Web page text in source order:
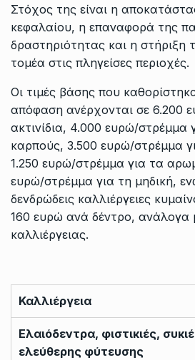
Στόχος της είναι η
κεφαλαίου, η επαναφορά της
δραστηριότητας και η στήριξη
τομέα στις πληγείσες περιοχές.
Οι τιμές βάσης που
απόφαση ανέρχονται σε 6.200
ακτινίδια, 4.000 ευρώ/στρέμμα
καρπούς, 3.500 ευρώ/στρέμμα
1.250 ευρώ/στρέμμα για τα
ευρώ/στρέμμα για τη μηδική,
δενδρώδεις καλλιέργειες
160 ευρώ ανά δέντρο, ανάλογα
καλλιέργειας.
Καλλιέργεια
Ελαιόδεντρα, φιστικιές,
ελεύθερης φύτευσης